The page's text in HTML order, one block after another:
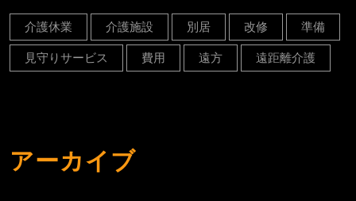
器
や
サ
介護休業 介護施設 別居 改修 準備
見守りサービス 費用 遠方 遠距離介護
アーカイブ